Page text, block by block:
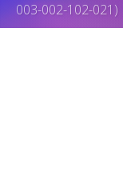
003-002-102-021)